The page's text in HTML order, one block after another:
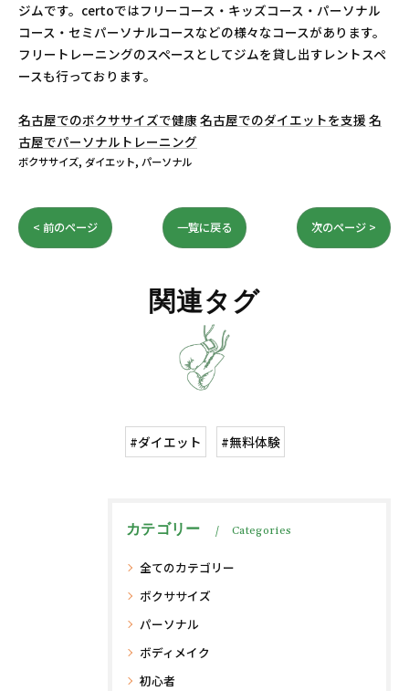
ジムです。certoではフリーコース・キッズコース・パーソナル
コース・セミパーソナルコースなどの様々なコースがあります。
フリートレーニングのスペースとしてジムを貸し出すレントスペ
ースも行っております。
名古屋でのボクササイズで健康名古屋でのダイエットを支援 名
古屋でパーソナルトレーニング
ボクササイズ ダイエット パーソナル
< 前のページ 一覧に戻る 次のページ >
関連タグ
#ダイエット #無料体験
カテゴリー Categories
全てのカテゴリー
ボクササイズ
パーソナル
ボディメイク
初心者